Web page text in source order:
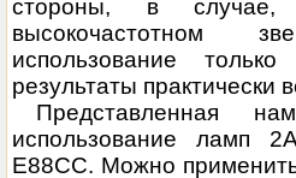
стороны, в случае,
высокочастотном
использование
результаты практически
Представленная
использование ламп
Е88СС. Можно